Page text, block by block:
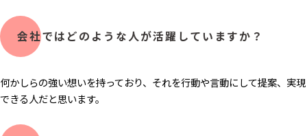
会社ではどのような人が活躍していますか？
何かしらの強い想いを持っており、それを行動や言動にして提案、実現
できる人だと思います。